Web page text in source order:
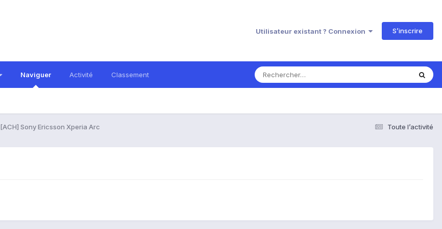
Utilisateur existant ? Connexion S’inscrire
Naviguer Activité Classement
Toute l’activité
[ACH] Sony Ericsson Xperia Arc